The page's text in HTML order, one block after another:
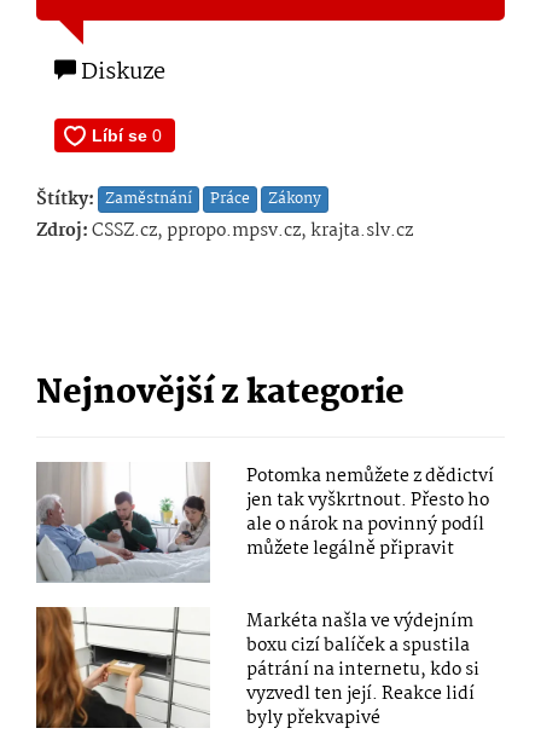
Diskuze
Štítky: Zaměstnání Práce Zákony
Zdroj:CSSZ.cz, ppropo.mpsv.cz, krajta.slv.cz
Nejnovější z kategorie
Potomka nemůžete z dědictví
jen tak vyškrtnout. Přesto ho
ale o nárok na povinný podíl
můžete legálně připravit
Markéta našla ve výdejním
boxu cizí balíček a spustila
pátrání na internetu, kdo si
vyzvedl ten její. Reakce lidí
byly překvapivé